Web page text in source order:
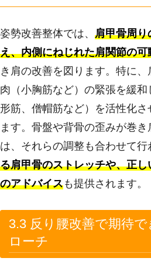
姿勢改善整体では、 肩甲骨周り
え、内側にねじれた肩関節の可
き肩の改善を図ります。特に
肉（小胸筋など）の緊張を緩
形筋、僧帽筋など）を活性化さ
ます。骨盤や背骨の歪みが巻
は、それらの調整も合わせて行
る肩甲骨のストレッチや、正
のアドバイスも提供されます。
3.3 反り腰改善で期待
ローチ